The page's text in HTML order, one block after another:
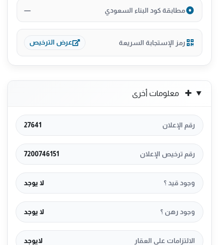
مطابقة كود البناء السعودي —
رمز الإستجابة السريعة عرض الترخيص
معلومات أخرى
رقم الإعلان 27641
رقم ترخيص الإعلان 7200746151
وجود قيد ؟ لا يوجد
وجود رهن ؟ لا يوجد
الالتزامات على العقار لايوجد